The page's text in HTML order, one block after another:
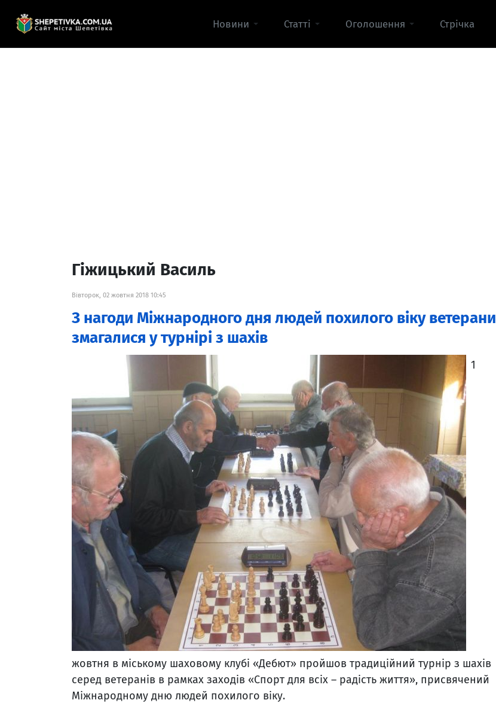
Новини Статті Оголошення Стрічка
Гіжицький Василь
Вівторок, 02 жовтня 2018 10:45
З нагоди Міжнародного дня людей похилого віку ветерани
змагалися у турнірі з шахів
1
жовтня в міському шаховому клубі «Дебют» пройшов традиційний турнір з шахів
серед ветеранів в рамках заходів «Спорт для всіх – радість життя», присвячений
Міжнародному дню людей похилого віку.